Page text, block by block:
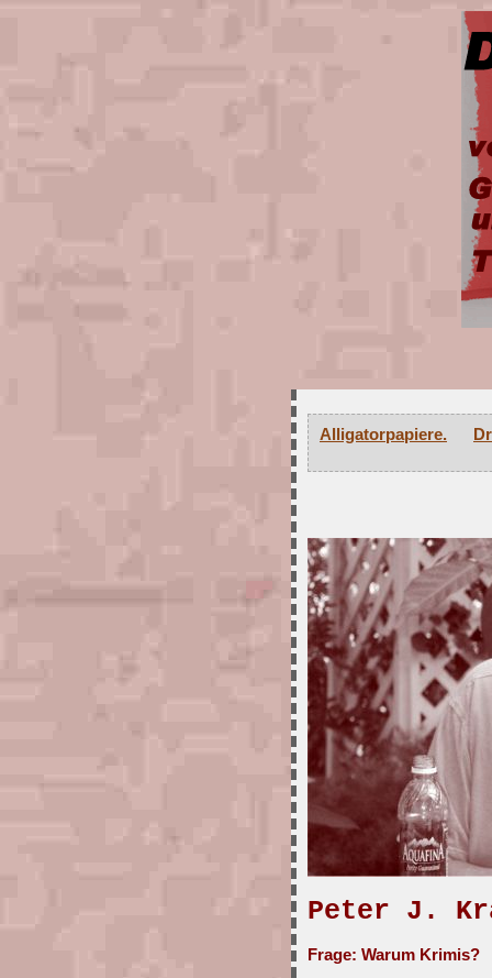
Alligatorpapiere.
Peter J.
Frage: Warum Krimis?